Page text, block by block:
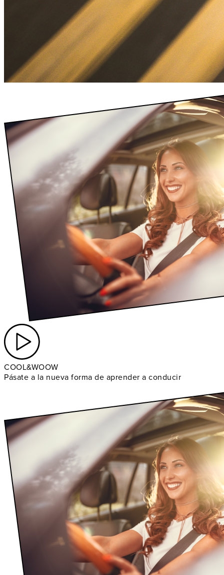
COOL&WOOW
Pásate a la nueva forma de aprender a conducir